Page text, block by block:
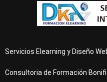
Servicios Elearning y Diseño
Consultoria de Formación